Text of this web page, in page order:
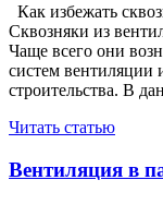
Как избежать
Сквозняки из
Чаще всего они
систем вентиляции
строительства. В
Читать статью
Вентиляция в